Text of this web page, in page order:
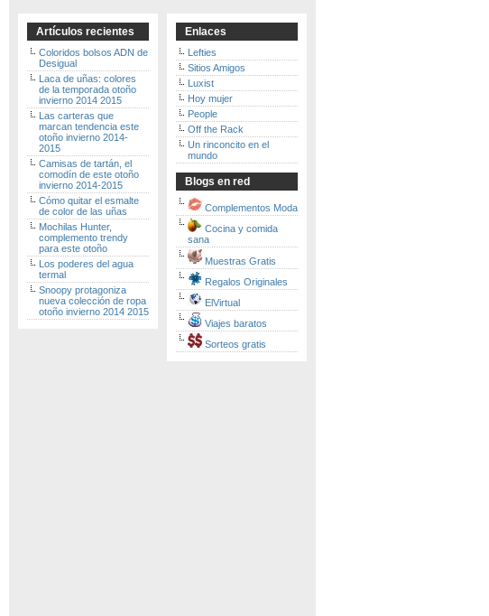
Artículos recientes
Coloridos bolsos ADN de
Desigual
Laca de uñas: colores
de la temporada otoño
invierno 2014 2015
Las carteras que
marcan tendencia este
otoño invierno 2014-
2015
Camisas de tartán, el
comodín de este otoño
invierno 2014-2015
Cómo quitar el esmalte
de color de las uñas
Mochilas Hunter,
complemento trendy
para este otoño
Los poderes del agua
termal
Snoopy protagoniza
nueva colección de ropa
otoño invierno 2014 2015
Enlaces
Lefties
Sitios Amigos
Luxist
Hoy mujer
People
Off the Rack
Un rinconcito en el
mundo
Blogs en red
Complementos Moda
Cocina y comida
sana
Muestras Gratis
Regalos Originales
ElVirtual
Viajes baratos
Sorteos gratis